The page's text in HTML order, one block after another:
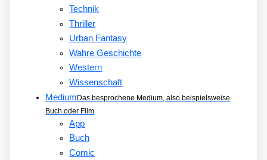
Technik
Thriller
Urban Fantasy
Wahre Geschichte
Western
Wissenschaft
MediumDas besprochene Medium, also beispielsweise
Buch oder Film
App
Buch
Comic